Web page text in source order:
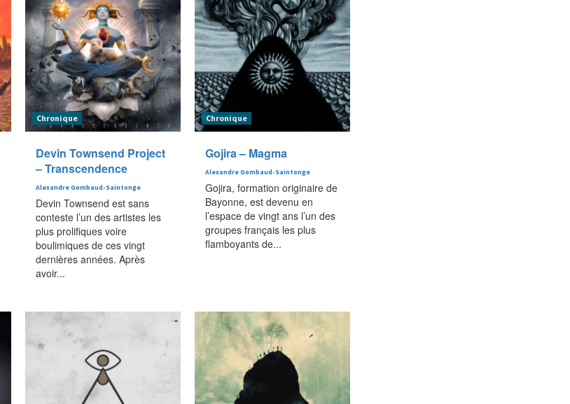
Chronique
Devin Townsend Project
– Transcendence
Alexandre Gombaud-Saintonge
Devin Townsend est sans
conteste l’un des artistes les
plus prolifiques voire
boulimiques de ces vingt
dernières années. Après
avoir...
Chronique
Gojira – Magma
Alexandre Gombaud-Saintonge
Gojira, formation originaire de
Bayonne, est devenu en
l’espace de vingt ans l’un des
groupes français les plus
flamboyants de...